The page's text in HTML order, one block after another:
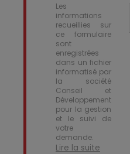
Les
informations
recueillies sur
ce formulaire
sont
enregistrées
dans un fichier
informatisé par
la société
Conseil et
Développement
pour la gestion
et le suivi de
votre
demande.
Lire la suite